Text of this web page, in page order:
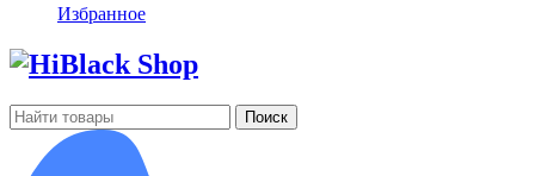
Избранное
Поиск